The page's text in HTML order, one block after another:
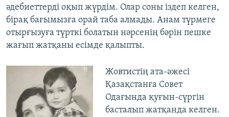
әдебиеттерді оқып жүрдім. Олар соны іздеп келген,
бірақ бағымызға орай таба алмады. Анам түрмеге
отырғызуға түрткі болатын нәрсенің бәрін пешке
жағып жатқаны есімде қалыпты.
Жовтистің ата-әжесі
Қазақстанға Совет
Одағында қуғын-сүргін
басталып жатқанда келген.